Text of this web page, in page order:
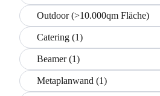
Outdoor (>10.000qm Fläche)
Catering (1)
Beamer (1)
Metaplanwand (1)